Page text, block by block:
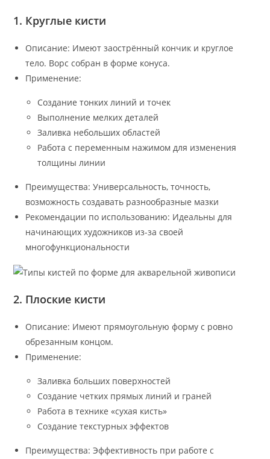
1. Круглые кисти
Описание: Имеют заострённый кончик и круглое
тело. Ворс собран в форме конуса.
Применение:
Создание тонких линий и точек
Выполнение мелких деталей
Заливка небольших областей
Работа с переменным нажимом для изменения
толщины линии
Преимущества: Универсальность, точность,
возможность создавать разнообразные мазки
Рекомендации по использованию: Идеальны для
начинающих художников из-за своей
многофункциональности
2. Плоские кисти
Описание: Имеют прямоугольную форму с ровно
обрезанным концом.
Применение:
Заливка больших поверхностей
Создание четких прямых линий и граней
Работа в технике «сухая кисть»
Создание текстурных эффектов
Преимущества: Эффективность при работе с